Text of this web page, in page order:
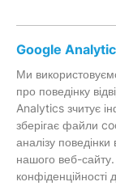
Google
Ми
про поведінку
Analytics зчитує
зберігає файли
аналізу поведінки
нашого веб-